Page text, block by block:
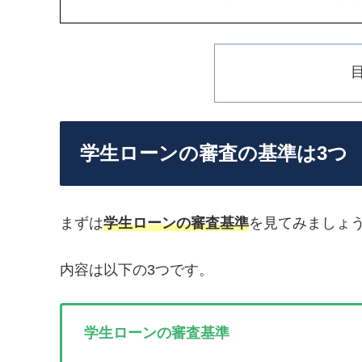
学生ローンの審査の基準は3つ
まずは学生ローンの審査基準を見てみましょう
内容は以下の3つです。
学生ローンの審査基準